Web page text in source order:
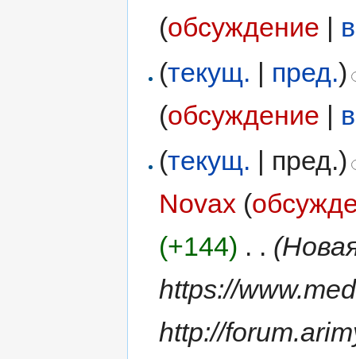
(обсуждение |
(текущ. | пред.)
(обсуждение |
(текущ. | пред.)
Novax (
(+144) . .
https://
http://